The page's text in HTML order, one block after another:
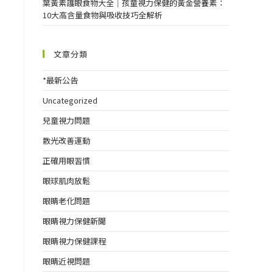
葉黃素護眼食物大全｜孩童視力保健的黃金營養素：
10大高含量食物與吸收技巧全解析
文章分類
*最新公告
Uncategorized
兒童視力問題
散光改善運動
正確用眼習慣
眼球肌肉放鬆
眼睛老化問題
眼睛視力保健新聞
眼睛視力保健課程
眼睛近視問題